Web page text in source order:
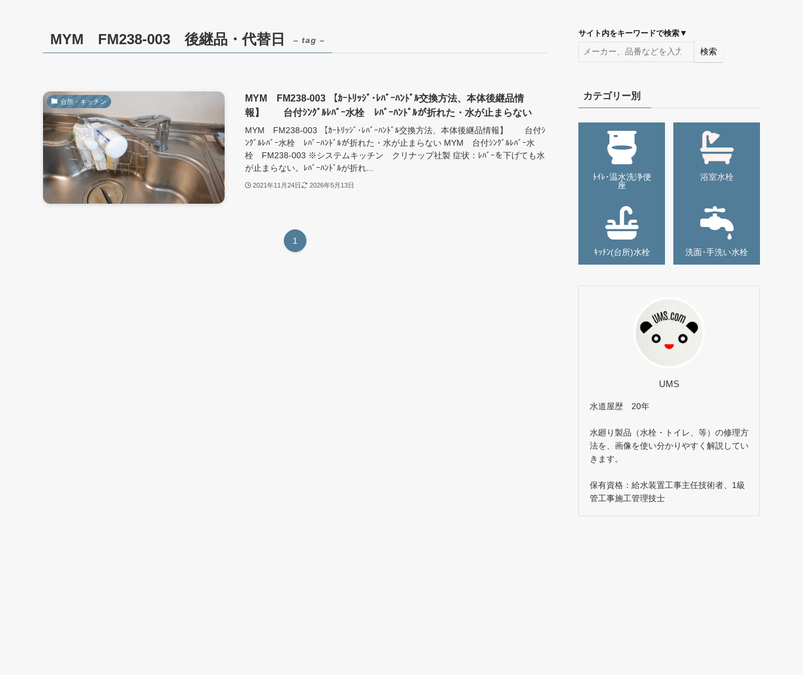
MYM FM238-003 後継品・代替日 – tag –
台所・キッチン
MYM FM238-003 【ｶｰﾄﾘｯｼﾞ･ﾚﾊﾞｰﾊﾝﾄﾞﾙ交換方法、本体後継品情
報】 台付ｼﾝｸﾞﾙﾚﾊﾞｰ水栓 ﾚﾊﾞｰﾊﾝﾄﾞﾙが折れた・水が止まらない
MYM FM238-003 【ｶｰﾄﾘｯｼﾞ･ﾚﾊﾞｰﾊﾝﾄﾞﾙ交換方法、本体後継品情報】 台付ｼ
ﾝｸﾞﾙﾚﾊﾞｰ水栓 ﾚﾊﾞｰﾊﾝﾄﾞﾙが折れた・水が止まらない MYM 台付ｼﾝｸﾞﾙﾚﾊﾞｰ水
栓 FM238-003 ※システムキッチン クリナップ社製 症状：ﾚﾊﾞｰを下げても水
が止まらない。ﾚﾊﾞｰﾊﾝﾄﾞﾙが折れ...
2021年11月24日 2026年5月13日
1
サイト内をキーワードで検索 ▼
検索
カテゴリー別
ﾄｲﾚ･温水洗浄便
座
浴室水栓
ｷｯﾁﾝ(台所)水栓 洗面･手洗い水栓
UMS
水道屋歴 20年
水廻り製品（水栓・トイレ、等）の修理方
法を、画像を使い分かりやすく解説してい
きます。
保有資格：給水装置工事主任技術者、1級
管工事施工管理技士